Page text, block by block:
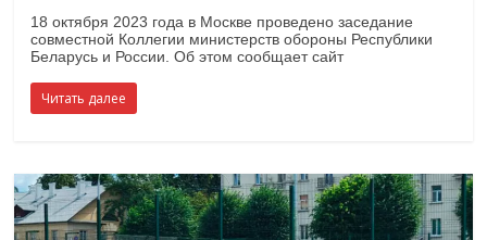
18 октября 2023 года в Москве проведено заседание
совместной Коллегии министерств обороны Республики
Беларусь и России. Об этом сообщает сайт
Читать далее